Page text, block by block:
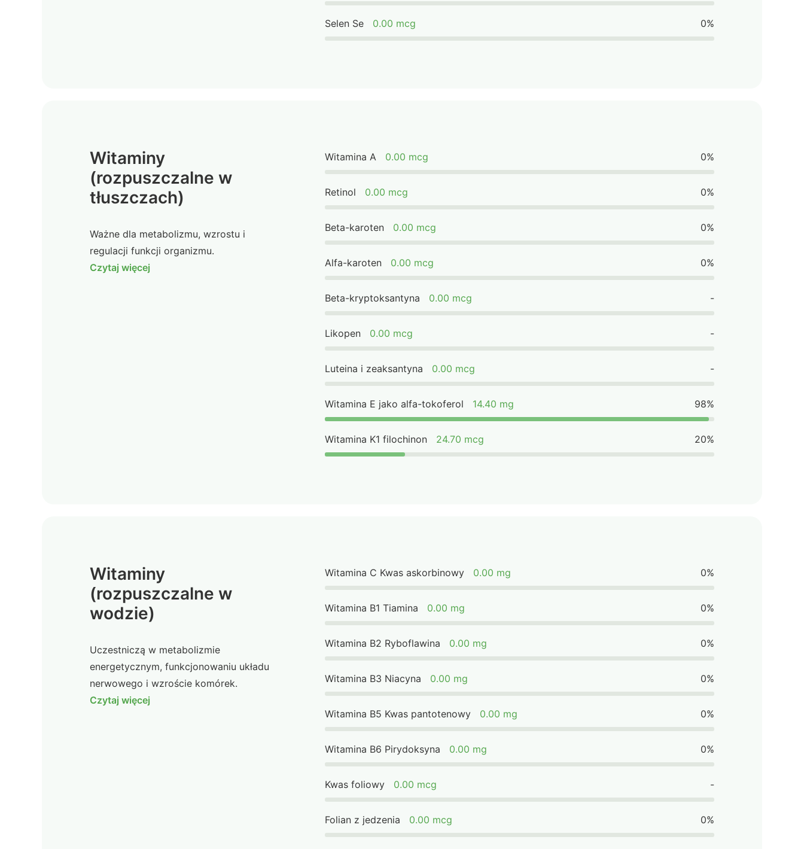
Selen Se 0.00 mcg 0%
Witaminy
(rozpuszczalne w
tłuszczach)
Ważne dla metabolizmu, wzrostu i
regulacji funkcji organizmu.
Czytaj więcej
Witamina A 0.00 mcg 0%
Retinol 0.00 mcg 0%
Beta-karoten 0.00 mcg 0%
Alfa-karoten 0.00 mcg 0%
Beta-kryptoksantyna 0.00 mcg -
Likopen 0.00 mcg -
Luteina i zeaksantyna 0.00 mcg -
Witamina E jako alfa-tokoferol 14.40 mg 98%
Witamina K1 filochinon 24.70 mcg 20%
Witaminy
(rozpuszczalne w
wodzie)
Uczestniczą w metabolizmie
energetycznym, funkcjonowaniu układu
nerwowego i wzroście komórek.
Czytaj więcej
Witamina C Kwas askorbinowy 0.00 mg 0%
Witamina B1 Tiamina 0.00 mg 0%
Witamina B2 Ryboflawina 0.00 mg 0%
Witamina B3 Niacyna 0.00 mg 0%
Witamina B5 Kwas pantotenowy 0.00 mg 0%
Witamina B6 Pirydoksyna 0.00 mg 0%
Kwas foliowy 0.00 mcg -
Folian z jedzenia 0.00 mcg 0%